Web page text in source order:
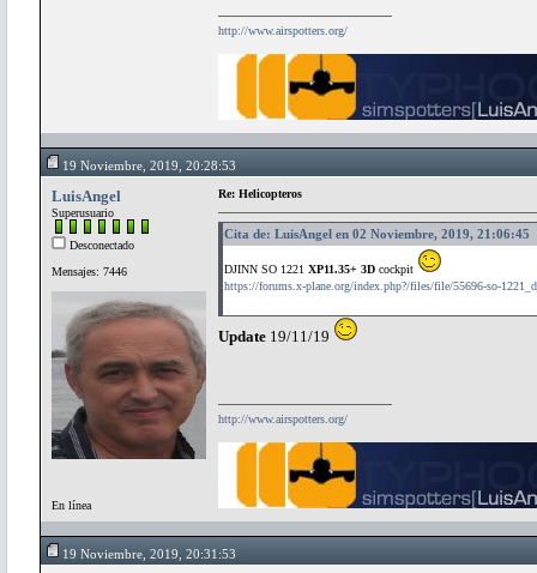
http://www.airspotters.org/
19 Noviembre, 2019, 20:28:53
LuisAngel
Superusuario
Desconectado
Mensajes: 7446
En línea
Re: Helicopteros
Cita de: LuisAngel en 02 Noviembre, 2019, 21:06:45
DJINN SO 1221 XP11.35+ 3D cockpit
https://forums.x-plane.org/index.php?/files/file/55696-so-
Update 19/11/19
http://www.airspotters.org/
19 Noviembre, 2019, 20:31:53